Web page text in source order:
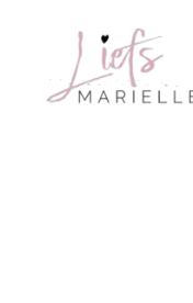
content